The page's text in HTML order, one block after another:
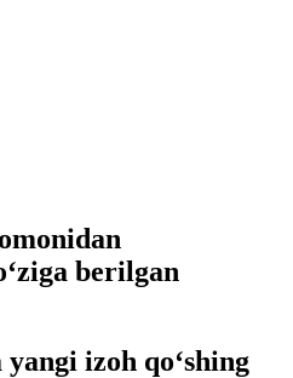
berilgan
izoh qo‘shing